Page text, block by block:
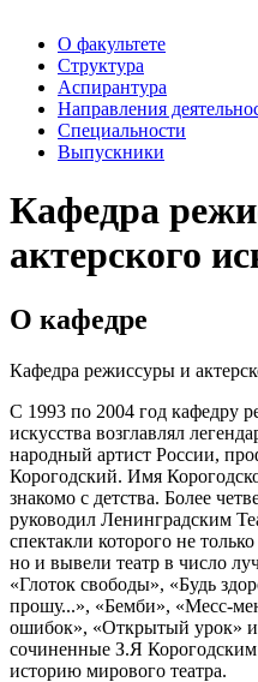
О факультете
Структура
Аспирантура
Направления
Специальности
Выпускники
Кафедра
актерского
О кафедре
Кафедра режиссуры и
C 1993 по 2004 год кафедру
искусства возглавлял
народный артист России,
Корогодский. Имя
знакомо с детства. Более
руководил Ленинградским
спектакли которого не
но и вывели театр в число
«Глоток свободы», «Будь
прошу...», «Бемби», «Месс-
ошибок», «Открытый урок» и
сочиненные З.Я
историю мирового театра.